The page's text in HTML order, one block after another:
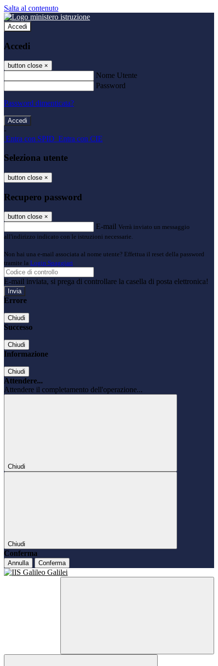
Salta al contenuto
Accedi
Accedi
button close ×
Nome Utente
Password
Password dimenticata?
-
Entra con SPID Entra con CIE
Seleziona utente
button close ×
Recupero password
button close ×
E-mail Verrà inviato un messaggio
all'indirizzo indicato con le istruzioni necessarie.
Non hai una e-mail associata al nome utente? Effettua il reset della password
tramite la Login Spaggiari
E-mail inviata, si prega di controllare la casella di posta elettronica!
Errore
Chiudi
Successo
Chiudi
Informazione
Chiudi
Attendere...
Attendere il completamento dell'operazione...
Chiudi
Chiudi
Conferma
Annulla Conferma